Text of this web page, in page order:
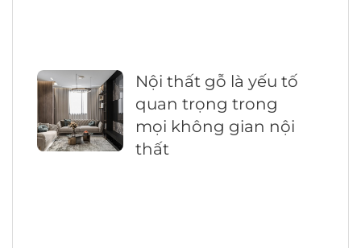
Nội thất gỗ là yếu tố
quan trọng trong
mọi không gian nội
thất